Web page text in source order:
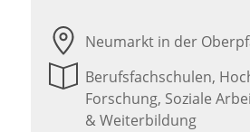
Neumarkt in der
Berufsfachschulen,
Forschung, Soziale
& Weiterbildung